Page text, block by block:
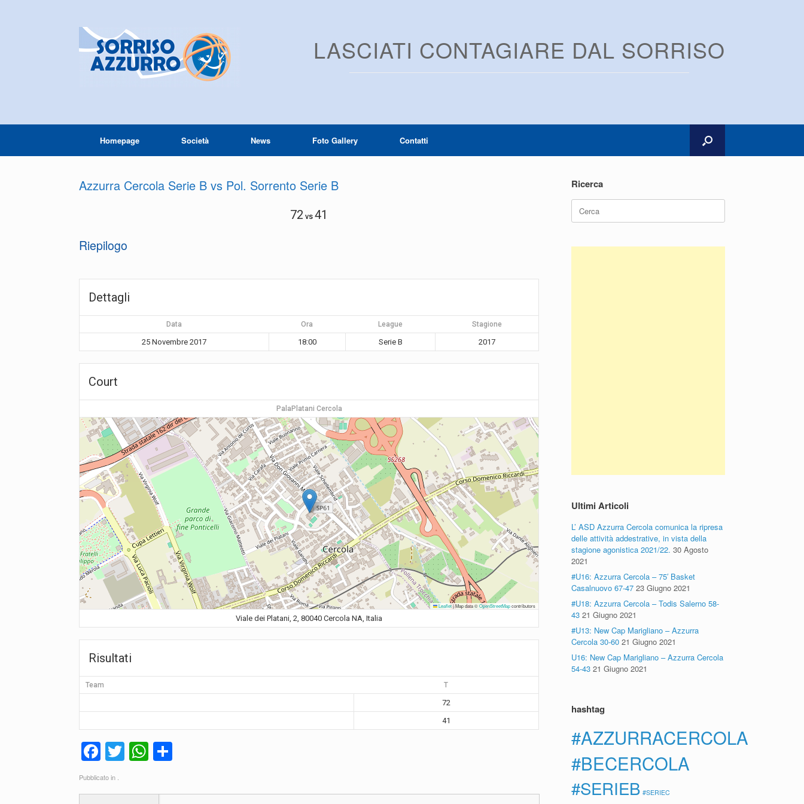
LASCIATI CONTAGIARE DAL SORRISO
Homepage Società News Foto Gallery Contatti
Azzurra Cercola Serie B vs Pol. Sorrento Serie B
72 vs41
Riepilogo
Dettagli
Data Ora League Stagione
25 Novembre 2017 18:00 Serie B 2017
Court
PalaPlatani Cercola
Leaflet|Map data ©OpenStreetMapcontributors
Viale dei Platani, 2, 80040 Cercola NA, Italia
Risultati
Team T
72
41
F
a
c
T
wi
tt
W
h
at n
Pubblicato in .
Ricerca
Ricerca
per:
Ultimi Articoli
L’ ASD Azzurra Cercola comunica la ripresa
delle attività addestrative, in vista della
stagione agonistica 2021/22. 30 Agosto
2021
#U16: Azzurra Cercola – 75′ Basket
Casalnuovo 67-47 23 Giugno 2021
#U18: Azzurra Cercola – Todis Salerno 58-
43 21 Giugno 2021
#U13: New Cap Marigliano – Azzurra
Cercola 30-60 21 Giugno 2021
U16: New Cap Marigliano – Azzurra Cercola
54-43 21 Giugno 2021
hashtag
#AZZURRACERCOLA
#BECERCOLA
#SERIEB #SERIEC